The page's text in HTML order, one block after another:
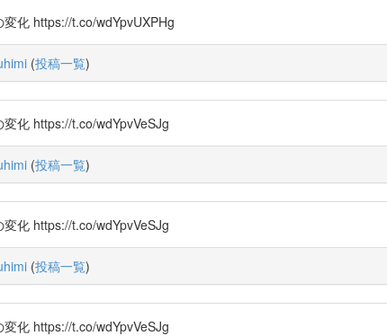
化 https://t.co/wdYpvUXPHg
(投稿一覧)
化 https://t.co/wdYpvVeSJg
(投稿一覧)
化 https://t.co/wdYpvVeSJg
(投稿一覧)
化 https://t.co/wdYpvVeSJg